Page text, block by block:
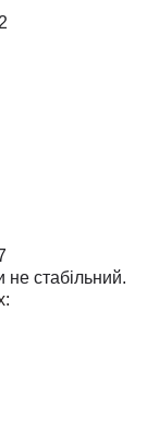
не стабільний.